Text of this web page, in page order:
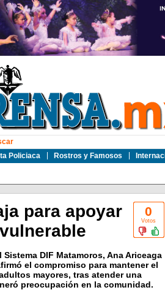
Policiaca Rostros y Famosos
0
Votos
para apoyar
DIF Matamoros, Ana Ariceaga
el compromiso para mantener el
mayores, tras atender una
preocupación en la comunidad.